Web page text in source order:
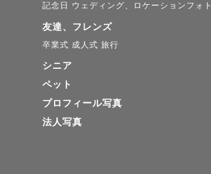
記念日 ウェディング、ロケーションフォト
友達、フレンズ
卒業式 成人式 旅行
シニア
ペット
プロフィール写真
法人写真